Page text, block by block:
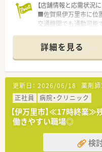
【店舗情報と応需状況に
■佐賀県伊万里市に位
交通機関でも通勤可能で
に貢献しています。
■薬剤師は現在4名体
【募集背景と求める人
■欠員補充のための募
めています。
■病院での調剤経験が
勤務できます。
■仕事とプライベート
ます。
【法人特徴について】
詳細を見る
更新日： 2026/06/18 薬剤師
正社員
病院・クリニック
【伊万里市】≪17時終業
働きやすい職場◎
検